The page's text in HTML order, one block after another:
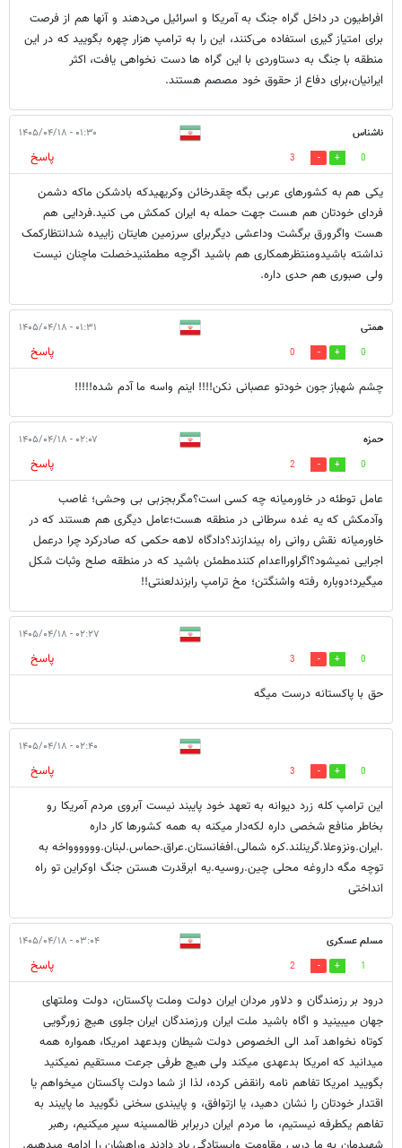
افراطیون در داخل گراه جنگ به آمریکا و اسرائیل می‌دهند و آنها هم از فرصت
برای امتیاز گیری استفاده می‌کنند، این را به ترامپ هزار چهره بگویید که در این
منطقه با جنگ به دستاوردی با این گراه ها دست نخواهی یافت، اکثر
ایرانیان،برای دفاع از حقوق خود مصصم هستند.
ناشناس ۰۱:۳۰ - ۱۴۰۵/۰۴/۱۸
0
3
پاسخ
یکی هم به کشورهای عربی بگه چقدرخائن وکریهیدکه بادشکن ماکه دشمن
فردای خودتان هم هست جهت حمله به ایران کمکش می کنید.فردایی هم
هست واگرورق برگشت وداعشی دیگربرای سرزمین هایتان زاییده شدانتظارکمک
نداشته باشیدومنتظرهمکاری هم باشید اگرچه مطمئنیدخصلت ماچنان نیست
ولی صبوری هم حدی داره.
همتی ۰۱:۳۱ - ۱۴۰۵/۰۴/۱۸
0
0
پاسخ
چشم شهباز جون خودتو عصبانی نکن!!!! اینم واسه ما آدم شده!!!!!
حمزه ۰۲:۰۷ - ۱۴۰۵/۰۴/۱۸
0
2
پاسخ
عامل توطئه در خاورمیانه چه کسی است؟مگربجزبی بی وحشی؛ غاصب
وآدمکش که یه غده سرطانی در منطقه هست؛عامل دیگری هم هستند که در
خاورمیانه نقش روانی راه بیندازند؟دادگاه لاهه حکمی که صادرکرد چرا درعمل
اجرایی نمیشود؟اگراورااعدام کنندمطمئن باشید که در منطقه صلح وثبات شکل
میگیرد؛دوباره رفته واشنگتن؛ مخ ترامپ رابزندلعنتی!!
۰۲:۲۷ - ۱۴۰۵/۰۴/۱۸
0
3
پاسخ
حق با پاکستانه درست میگه
۰۲:۴۰ - ۱۴۰۵/۰۴/۱۸
0
3
پاسخ
این ترامپ کله زرد دیوانه به تعهد خود پایبند نیست آبروی مردم آمریکا رو
بخاطر منافع شخصی داره لکه‌دار میکنه به همه کشورها کار داره
.ایران.ونزوعلا.گرینلند.کره شمالی.افغانستان.عراق.حماس.لبنان.وووووواخه به
توچه مگه داروغه محلی چین.روسیه.یه ابرقدرت هستن جنگ اوکراین تو راه
انداختی
مسلم عسکری ۰۳:۰۴ - ۱۴۰۵/۰۴/۱۸
1
2
پاسخ
درود بر رزمندگان و دلاور مردان ایران دولت وملت پاکستان، دولت وملتهای
جهان میبینید و اگاه باشید ملت ایران ورزمندگان ایران جلوی هیچ زورگویی
کوتاه نخواهد آمد الی الخصوص دولت شیطان وبدعهد امریکا، همواره همه
میدانید که امریکا بدعهدی میکند ولی هیچ طرفی جرعت مستقیم نمیکنید
بگویید امریکا تفاهم نامه رانقض کرده، لذا از شما دولت پاکستان میخواهم یا
اقتدار خودتان را نشان دهید، یا ازتوافق، و پایبندی سخنی نگویید ما پایبند به
تفاهم یکطرفه نیستیم، ما مردم ایران دربرابر ظالمسینه سپر میکنیم، رهبر